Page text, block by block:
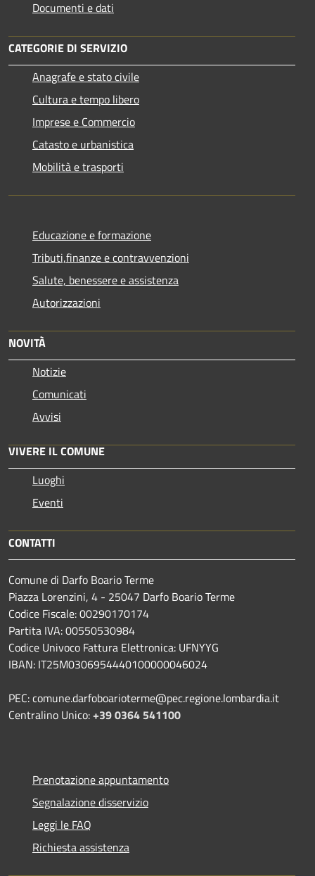
Documenti e dati
CATEGORIE DI SERVIZIO
Anagrafe e stato civile
Cultura e tempo libero
Imprese e Commercio
Catasto e urbanistica
Mobilità e trasporti
Educazione e formazione
Tributi,finanze e contravvenzioni
Salute, benessere e assistenza
Autorizzazioni
NOVITÀ
Notizie
Comunicati
Avvisi
VIVERE IL COMUNE
Luoghi
Eventi
CONTATTI
Comune di Darfo Boario Terme
Piazza Lorenzini, 4 - 25047 Darfo Boario Terme
Codice Fiscale: 00290170174
Partita IVA: 00550530984
Codice Univoco Fattura Elettronica: UFNYYG
IBAN: IT25M0306954440100000046024
PEC: comune.darfoboarioterme@pec.regione.lombardia.it
Centralino Unico:+39 0364 541100
Prenotazione appuntamento
Segnalazione disservizio
Leggi le FAQ
Richiesta assistenza